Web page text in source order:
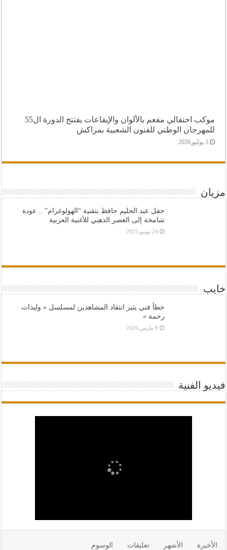
موكب احتفالي مفعم بالألوان والإيقاعات يفتتح الدورة ال55
للمهرجان الوطني للفنون الشعبية بمراكش
3 يوليو,2026
مزيان
حفل عبد الحليم حافظ بتقنية “الهولوغرام” .. عودة
شامخة إلى العصر الذهبي للأغنية العربية
24 يونيو,2025
خايب
خطأ فني يثير انتقاد المشاهدين لمسلسل « وليدات
رحمة »
8 مارس,2026
فيديو الفنية
الأخيرة الأشهر تعليقات الوسوم